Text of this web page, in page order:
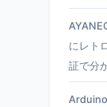
にレト
証で分